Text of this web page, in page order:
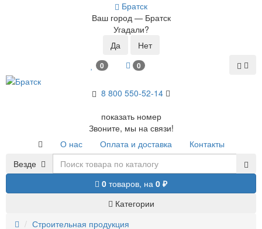
Братск
Ваш город — Братск
Угадали?
0 0
8 800 550-52-14
показать номер
Звоните, мы на связи!
О нас
Оплата и доставка
Контакты
Везде
0 товаров, на 0 ₽
Категории
Строительная продукция